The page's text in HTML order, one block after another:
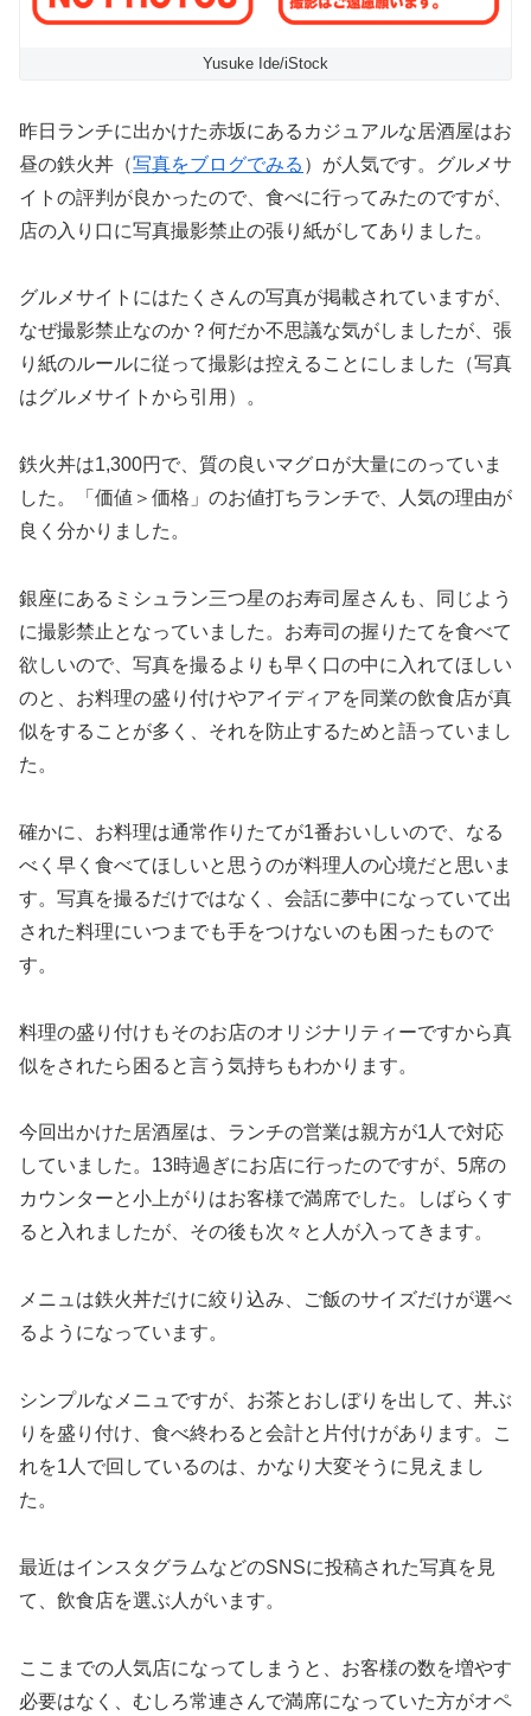
Yusuke Ide/iStock
昨日ランチに出かけた赤坂にあるカジュアルな居酒屋はお
昼の鉄火丼（写真をブログでみる ）が人気です。グルメサ
イトの評判が良かったので、食べに行ってみたのですが、
店の入り口に写真撮影禁止の張り紙がしてありました。
グルメサイトにはたくさんの写真が掲載されていますが、
なぜ撮影禁止なのか？何だか不思議な気がしましたが、張
り紙のルールに従って撮影は控えることにしました（写真
はグルメサイトから引用）。
鉄火丼は1,300円で、質の良いマグロが大量にのっていま
した。「価値＞価格」のお値打ちランチで、人気の理由が
良く分かりました。
銀座にあるミシュラン三つ星のお寿司屋さんも、同じよう
に撮影禁止となっていました。お寿司の握りたてを食べて
欲しいので、写真を撮るよりも早く口の中に入れてほしい
のと、お料理の盛り付けやアイディアを同業の飲食店が真
似をすることが多く、それを防止するためと語っていまし
た。
確かに、お料理は通常作りたてが1番おいしいので、なる
べく早く食べてほしいと思うのが料理人の心境だと思いま
す。写真を撮るだけではなく、会話に夢中になっていて出
された料理にいつまでも手をつけないのも困ったもので
す。
料理の盛り付けもそのお店のオリジナリティーですから真
似をされたら困ると言う気持ちもわかります。
今回出かけた居酒屋は、ランチの営業は親方が1人で対応
していました。13時過ぎにお店に行ったのですが、5席の
カウンターと小上がりはお客様で満席でした。しばらくす
ると入れましたが、その後も次々と人が入ってきます。
メニュは鉄火丼だけに絞り込み、ご飯のサイズだけが選べ
るようになっています。
シンプルなメニュですが、お茶とおしぼりを出して、丼ぶ
りを盛り付け、食べ終わると会計と片付けがあります。こ
れを1人で回しているのは、かなり大変そうに見えまし
た。
最近はインスタグラムなどのSNSに投稿された写真を見
て、飲食店を選ぶ人がいます。
ここまでの人気店になってしまうと、お客様の数を増やす
必要はなく、むしろ常連さんで満席になっていた方がオペ